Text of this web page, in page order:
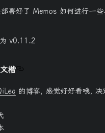
署好了 Memos 如何进行一
v0.11.2
楷
的博客, 感觉好好看哦, 决